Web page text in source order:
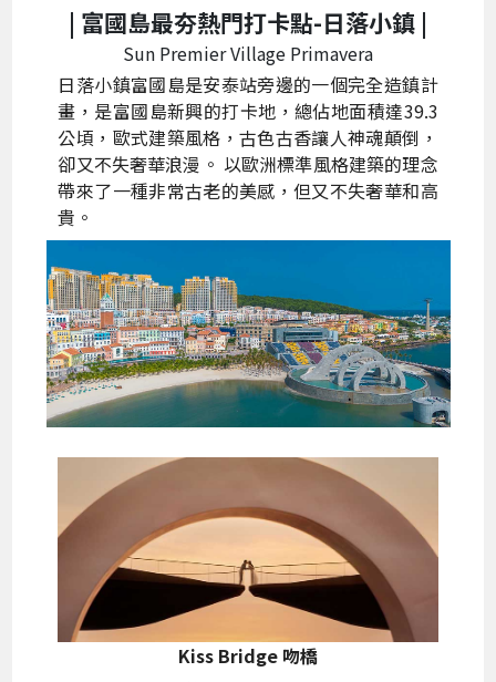
| 富國島最夯熱門打卡點-日落小鎮 |
Sun Premier Village Primavera
日落小鎮富國島是安泰站旁邊的一個完全造鎮計
畫，是富國島新興的打卡地，總佔地面積達39.3
公頃，歐式建築風格，古色古香讓人神魂顛倒，
卻又不失奢華浪漫。 以歐洲標準風格​​建築的理念
帶來了一種非常古老的美感，但又不失奢華和高
貴。
Kiss Bridge 吻橋